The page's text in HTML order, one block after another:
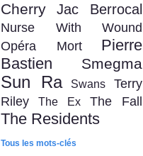
Cherry
Jac Berrocal
Nurse With Wound
Opéra Mort
Pierre
Bastien
Smegma
Sun Ra Swans
Terry
Riley
The Ex The Fall
The Residents
Tous les mots-clés